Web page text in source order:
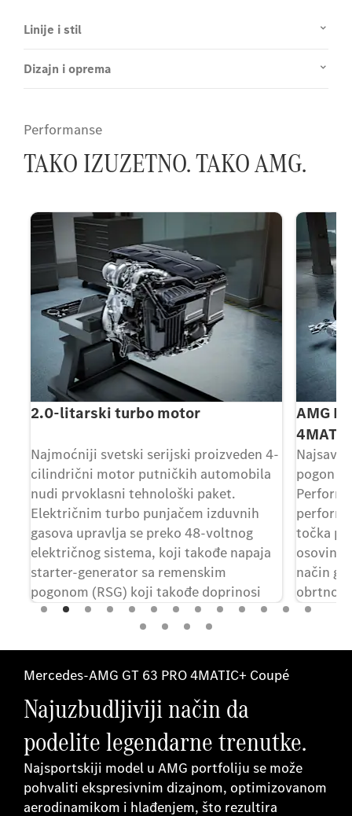
Linije i stil
Dizajn i oprema
Performanse
TAKO IZUZETNO. TAKO AMG.
2.0-litarski turbo motor
Najmoćniji svetski serijski proizveden 4-
cilindrični motor putničkih automobila
nudi prvoklasni tehnološki paket.
Električnim turbo punjačem izduvnih
gasova upravlja se preko 48-voltnog
električnog sistema, koji takođe napaja
starter-generator sa remenskim
pogonom (RSG) koji takođe doprinosi
brzom odgovoru jedinice.
AMG
pogon
točka
osovinu
način
obrtnog
Mercedes-AMG GT 63 PRO 4MATIC+ Coupé
Najuzbudljiviji način da
podelite legendarne trenutke.
Najsportskiji model u AMG portfoliju se može
pohvaliti ekspresivnim dizajnom, optimizovanom
aerodinamikom i hlađenjem, što rezultira